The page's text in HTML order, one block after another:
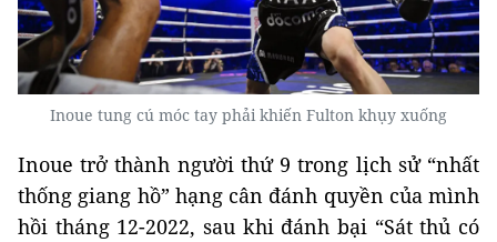
Inoue tung cú móc tay phải khiến Fulton khụy xuống
Inoue trở thành người thứ 9 trong lịch sử “nhất
thống giang hồ” hạng cân đánh quyền của mình
hồi tháng 12-2022, sau khi đánh bại “Sát thủ có